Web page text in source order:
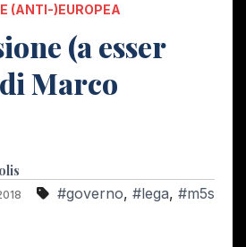
(ANTI-)EUROPEA
(a esser
Marco
#governo, #lega, #m5s